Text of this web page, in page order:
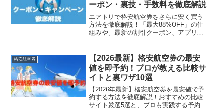
ーポン・裏技・手数料を徹底解説
エアトリで格安航空券をさらに安く買う
方法を徹底解説！「最大88%OFF」の仕
組みや、最新の割引クーポン、アプリ限
比較したメリット・デメリットも紹介。
2025年の最安値予約はこの1記事で完璧で
す。
格安航空券
【2026最新】格安航空券の最安
値を即予約！プロが教える比較サ
イトと裏ワザ10選
【2026年最新】格安航空券を最安値で予
約する方法を徹底解説！おすすめの比較
サイト厳選5選と、プロも実践する予約の